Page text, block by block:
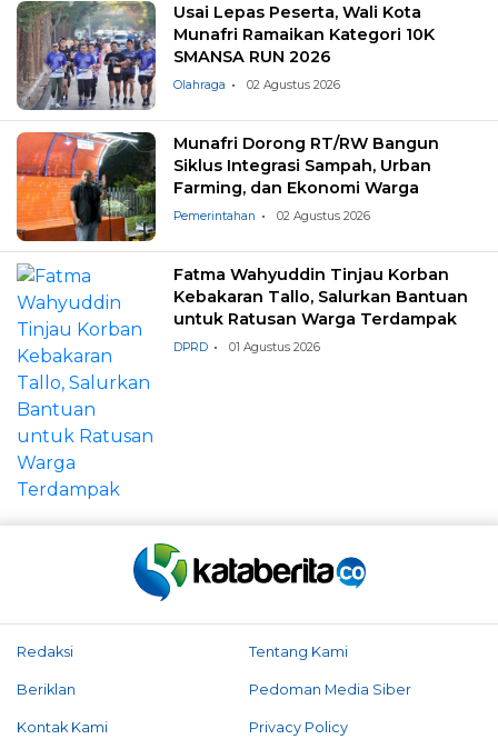
Usai Lepas Peserta, Wali Kota
Munafri Ramaikan Kategori 10K
SMANSA RUN 2026
Olahraga 02 Agustus 2026
Munafri Dorong RT/RW Bangun
Siklus Integrasi Sampah, Urban
Farming, dan Ekonomi Warga
Pemerintahan 02 Agustus 2026
Fatma Wahyuddin Tinjau Korban
Kebakaran Tallo, Salurkan Bantuan
untuk Ratusan Warga Terdampak
DPRD 01 Agustus 2026
Redaksi Tentang Kami
Beriklan Pedoman Media Siber
Kontak Kami Privacy Policy